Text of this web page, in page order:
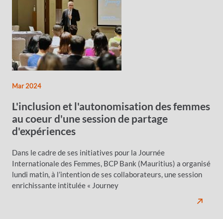
Mar 2024
L'inclusion et l'autonomisation des femmes
au coeur d'une session de partage
d'expériences
Dans le cadre de ses initiatives pour la Journée
Internationale des Femmes, BCP Bank (Mauritius) a organisé
lundi matin, à l’intention de ses collaborateurs, une session
enrichissante intitulée « Journey